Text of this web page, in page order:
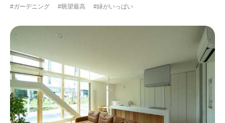
#ガーデニング
#眺望最高 #緑がいっぱい